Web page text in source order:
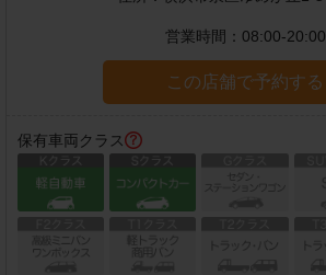
営業時間： 08:00-20:00
この店舗で予約する
保有車両クラス